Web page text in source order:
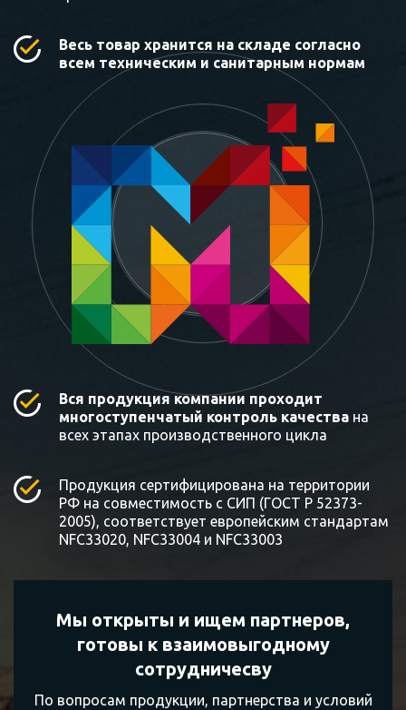
Весь товар хранится на складе согласно
всем техническим и санитарным нормам
Вся продукция компании проходит
многоступенчатый контроль качества на
всех этапах производственного цикла
Продукция сертифицирована на территории
РФ на совместимость с СИП (ГОСТ Р 52373-
2005), соответствует европейским стандартам
NFC33020, NFC33004 и NFC33003
Мы открыты и ищем партнеров,
готовы квзаимовыгодному
сотрудничесву
По вопросам продукции, партнерства и условий